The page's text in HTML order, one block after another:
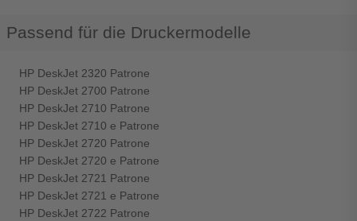
Passend für die Druckermodelle
HP DeskJet 2320 Patrone
HP DeskJet 2700 Patrone
HP DeskJet 2710 Patrone
HP DeskJet 2710 e Patrone
HP DeskJet 2720 Patrone
HP DeskJet 2720 e Patrone
HP DeskJet 2721 Patrone
HP DeskJet 2721 e Patrone
HP DeskJet 2722 Patrone